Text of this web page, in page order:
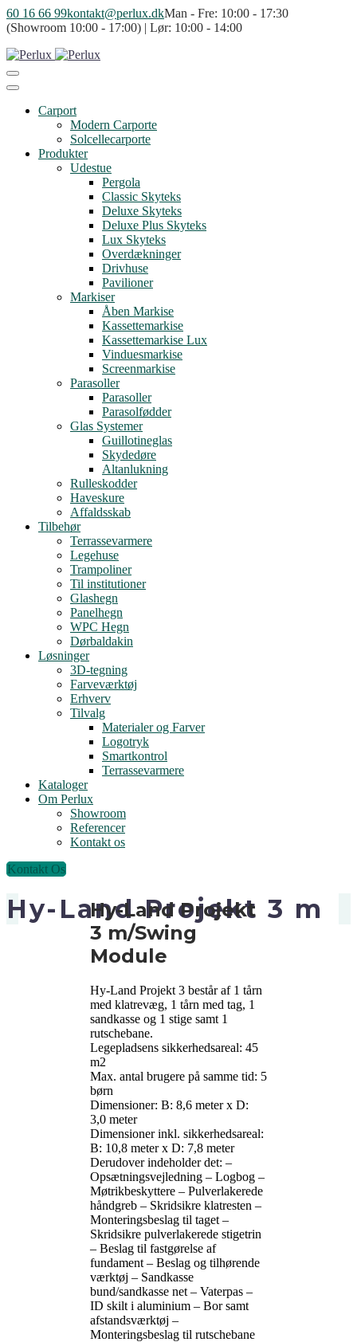
60 16 66 99kontakt@perlux.dkMan - Fre: 10:00 - 17:30
(Showroom 10:00 - 17:00) | Lør: 10:00 - 14:00
Carport
Modern Carporte
Solcellecarporte
Produkter
Udestue
Pergola
Classic Skyteks
Deluxe Skyteks
Deluxe Plus Skyteks
Lux Skyteks
Overdækninger
Drivhuse
Pavilioner
Markiser
Åben Markise
Kassettemarkise
Kassettemarkise Lux
Vinduesmarkise
Screenmarkise
Parasoller
Parasoller
Parasolfødder
Glas Systemer
Guillotineglas
Skydedøre
Altanlukning
Rulleskodder
Haveskure
Affaldsskab
Tilbehør
Terrassevarmere
Legehuse
Trampoliner
Til institutioner
Glashegn
Panelhegn
WPC Hegn
Dørbaldakin
Løsninger
3D-tegning
Farveværktøj
Erhverv
Tilvalg
Materialer og Farver
Logotryk
Smartkontrol
Terrassevarmere
Kataloger
Om Perlux
Showroom
Referencer
Kontakt os
Kontakt Os
Hy-Land Projekt 3 m
Hy-Land Projekt
3 m/Swing
Module
Hy-Land Projekt 3 består af 1 tårn
med klatrevæg, 1 tårn med tag, 1
sandkasse og 1 stige samt 1
rutschebane.
Legepladsens sikkerhedsareal: 45
m2
Max. antal brugere på samme tid: 5
børn
Dimensioner: B: 8,6 meter x D:
3,0 meter
Dimensioner inkl. sikkerhedsareal:
B: 10,8 meter x D: 7,8 meter
Derudover indeholder det: –
Opsætningsvejledning – Logbog –
Møtrikbeskyttere – Pulverlakerede
håndgreb – Skridsikre klatresten –
Monteringsbeslag til taget –
Skridsikre pulverlakerede stigetrin
– Beslag til fastgørelse af
fundament – Beslag og tilhørende
værktøj – Sandkasse
bund/sandkasse net – Vaterpas –
ID skilt i aluminium – Bor samt
afstandsværktøj –
Monteringsbeslag til rutschebane